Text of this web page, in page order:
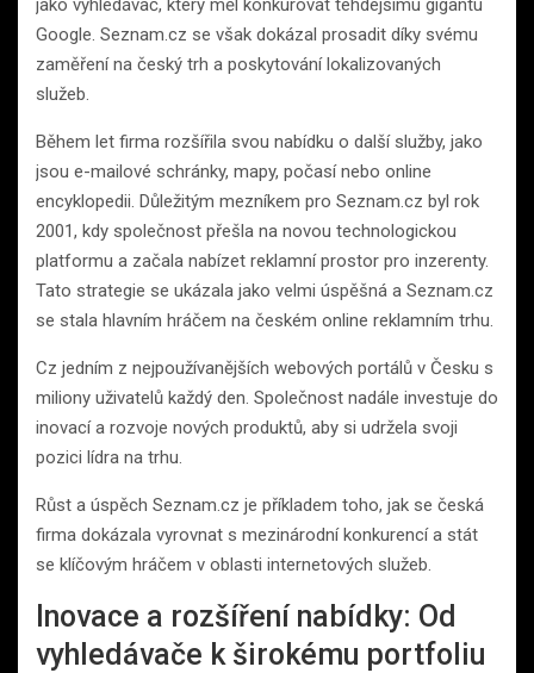
Google. Seznam.cz se však dokázal prosadit díky svému
zaměření na český trh a poskytování lokalizovaných
služeb.
Během let firma rozšířila svou nabídku o další služby, jako
jsou e-mailové schránky, mapy, počasí nebo online
encyklopedii. Důležitým mezníkem pro Seznam.cz byl rok
2001, kdy společnost přešla na novou technologickou
platformu a začala nabízet reklamní prostor pro inzerenty.
Tato strategie se ukázala jako velmi úspěšná a Seznam.cz
se stala hlavním hráčem na českém online reklamním trhu.
Cz jedním z nejpoužívanějších webových portálů v Česku s
miliony uživatelů každý den. Společnost nadále investuje do
inovací a rozvoje nových produktů, aby si udržela svoji
pozici lídra na trhu.
Růst a úspěch Seznam.cz je příkladem toho, jak se česká
firma dokázala vyrovnat s mezinárodní konkurencí a stát
se klíčovým hráčem v oblasti internetových služeb.
Inovace a rozšíření nabídky: Od
vyhledávače k širokému portfoliu